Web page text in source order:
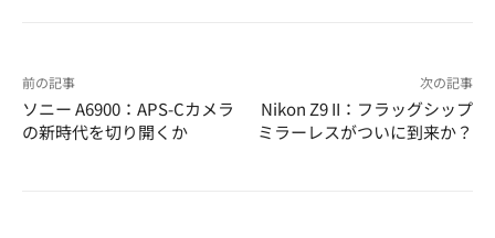
前の記事
ソニー A6900：APS-Cカメラ
の新時代を切り開くか
次の記事
Nikon Z9 II：フラッグシップ
ミラーレスがついに到来か？